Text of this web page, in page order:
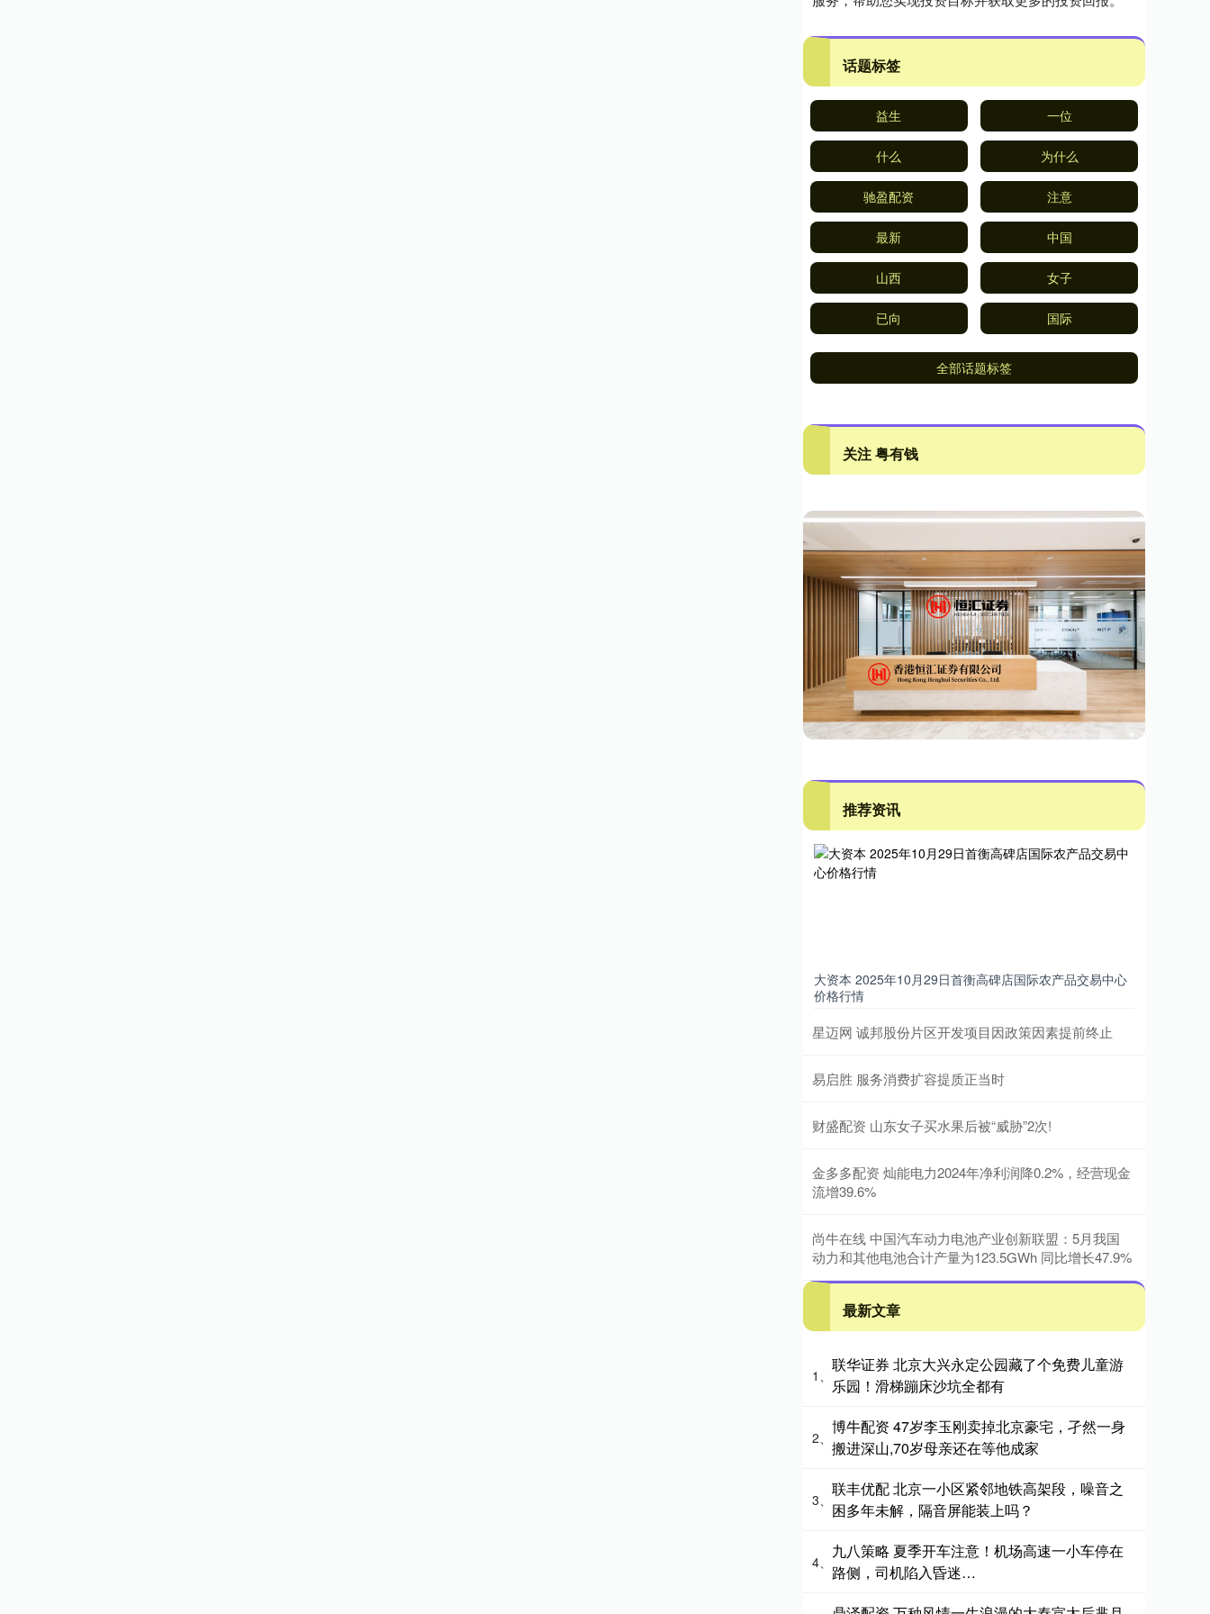
话题标签
益生 一位
什么 为什么
驰盈配资 注意
最新 中国
山西 女子
已向 国际
全部话题标签
关注 粤有钱
推荐资讯
大资本 2025年10月29日首衡高碑店国际农产品交易中心
价格行情
星迈网 诚邦股份片区开发项目因政策因素提前终止
易启胜 服务消费扩容提质正当时
财盛配资 山东女子买水果后被“威胁”2次!
金多多配资 灿能电力2024年净利润降0.2%，经营现金
流增39.6%
尚牛在线 中国汽车动力电池产业创新联盟：5月我国
动力和其他电池合计产量为123.5GWh 同比增长47.9%
最新文章
1、
联华证券 北京大兴永定公园藏了个免费儿童游
乐园！滑梯蹦床沙坑全都有
2、
博牛配资 47岁李玉刚卖掉北京豪宅，孑然一身
搬进深山,70岁母亲还在等他成家
3、
联丰优配 北京一小区紧邻地铁高架段，噪音之
困多年未解，隔音屏能装上吗？
4、
九八策略 夏季开车注意！机场高速一小车停在
路侧，司机陷入昏迷…